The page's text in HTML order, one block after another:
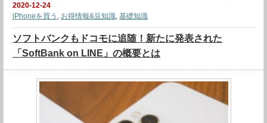
2020-12-24
iPhoneを買う
お得情報&豆知識 基礎知識
ソフトバンクもドコモに追随！新たに発表された
「SoftBank on LINE」の概要とは